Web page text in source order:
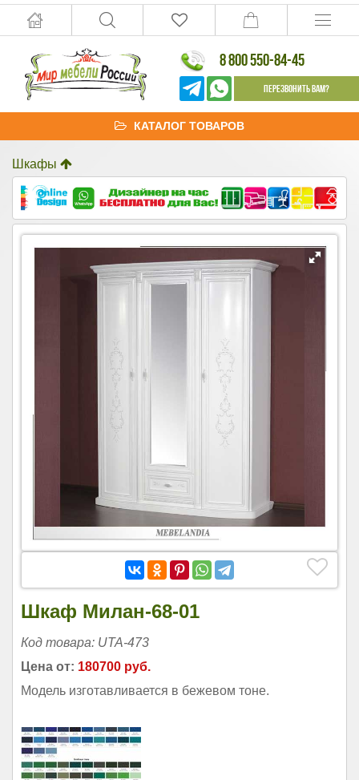
8 800 550-84-45
Перезвонить Вам?
КАТАЛОГ ТОВАРОВ
Шкафы
Шкаф Милан-68-01
Код товара: UTA-473
Цена от: 180700 руб.
Модель изготавливается в бежевом тоне.